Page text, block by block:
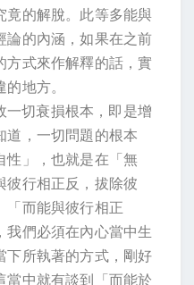
竟的解脫。此等多能與
論的內涵，如果在之前
方式來作解釋的話，實
地方。
一切衰損根本，即是增
道，一切問題的根本
性」，也就是在「無
彼行相正反，拔除彼
「而能與彼行相正
我們必須在內心當中生
下所執著的方式，剛好
當中就有談到「而能於